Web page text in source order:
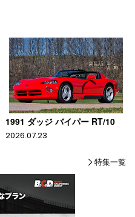
1991 ダッジ バイパー RT/10
2026.07.23
特集一覧